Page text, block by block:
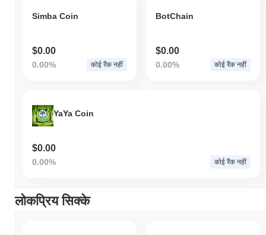
Simba Coin
$0.00
0.00% कोई रैंक नहीं
BotChain
$0.00
0.00% कोई रैंक नहीं
YaYa Coin
$0.00
0.00% कोई रैंक नहीं
लोकप्रिय सिक्के